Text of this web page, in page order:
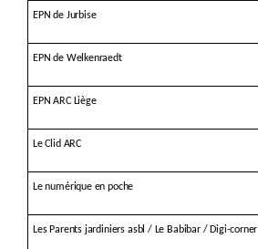
EPN de Jurbise
EPN de Welkenraedt
EPN ARC Liège
Le Clid ARC
Le numérique en poche
Les Parents jardiniers asbl / Le Babibar / Digi-corner